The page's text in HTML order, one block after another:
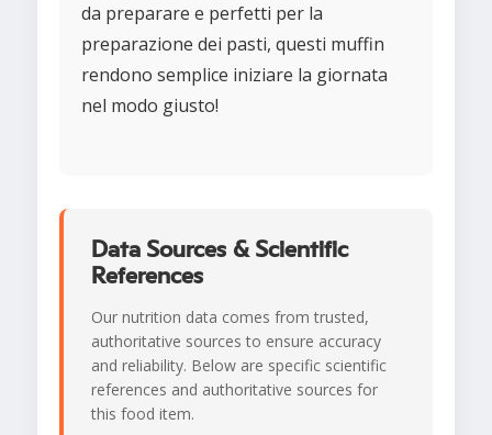
da preparare e perfetti per la
preparazione dei pasti, questi muffin
rendono semplice iniziare la giornata
nel modo giusto!
Data Sources & Scientific
References
Our nutrition data comes from trusted,
authoritative sources to ensure accuracy
and reliability. Below are specific scientific
references and authoritative sources for
this food item.